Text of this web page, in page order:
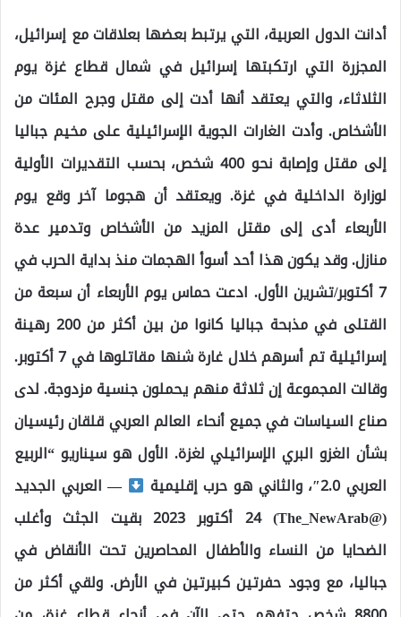
أدانت الدول العربية، التي يرتبط بعضها بعلاقات مع إسرائيل،
المجزرة التي ارتكبتها إسرائيل في شمال قطاع غزة يوم
الثلاثاء، والتي يعتقد أنها أدت إلى مقتل وجرح المئات من
الأشخاص. وأدت الغارات الجوية الإسرائيلية على مخيم جباليا
إلى مقتل وإصابة نحو 400 شخص، بحسب التقديرات الأولية
لوزارة الداخلية في غزة. ويعتقد أن هجوما آخر وقع يوم
الأربعاء أدى إلى مقتل المزيد من الأشخاص وتدمير عدة
منازل. وقد يكون هذا أحد أسوأ الهجمات منذ بداية الحرب في
7 أكتوبر/تشرين الأول. ادعت حماس يوم الأربعاء أن سبعة من
القتلى في مذبحة جباليا كانوا من بين أكثر من 200 رهينة
إسرائيلية تم أسرهم خلال غارة شنها مقاتلوها في 7 أكتوبر.
وقالت المجموعة إن ثلاثة منهم يحملون جنسية مزدوجة. لدى
صناع السياسات في جميع أنحاء العالم العربي قلقان رئيسيان
بشأن الغزو البري الإسرائيلي لغزة. الأول هو سيناريو “الربيع
العربي 2.0″، والثاني هو حرب إقليمية
— العربي الجديد
(@The_NewArab) 24 أكتوبر 2023 بقيت الجثث وأغلب
الضحايا من النساء والأطفال المحاصرين تحت الأنقاض في
جباليا، مع وجود حفرتين كبيرتين في الأرض. ولقي أكثر من